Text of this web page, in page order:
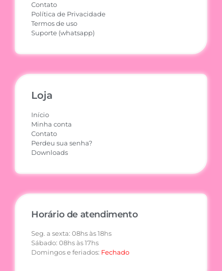
Contato
Política de Privacidade
Termos de uso
Suporte (whatsapp)
Loja
Início
Minha conta
Contato
Perdeu sua senha?
Downloads
Horário de atendimento
Seg. a sexta: 08hs às 18hs
Sábado: 08hs às 17hs
Domingos e feriados: Fechado